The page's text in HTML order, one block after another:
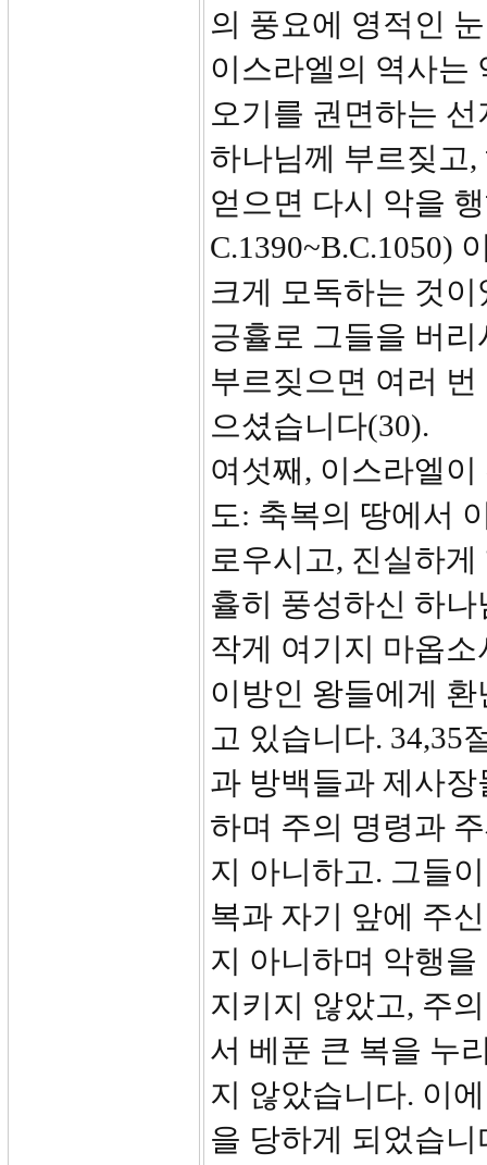
의 풍요에 영적인
이스라엘의 역사는
오기를 권면하는
하나님께 부르짖고
얻으면 다시 악을
C.1390~B.C.1050)
크게 모독하는 것
긍휼로 그들을 버
부르짖으면 여러
으셨습니다(30).
여섯째, 이스라엘
도: 축복의 땅에서
로우시고, 진실하
휼히 풍성하신 하
작게 여기지 마옵
이방인 왕들에게
고 있습니다. 34,35
과 방백들과 제사
하며 주의 명령과
지 아니하고. 그들
복과 자기 앞에 주
지 아니하며 악행
지키지 않았고, 주
서 베푼 큰 복을 누
지 않았습니다. 이
을 당하게 되었습